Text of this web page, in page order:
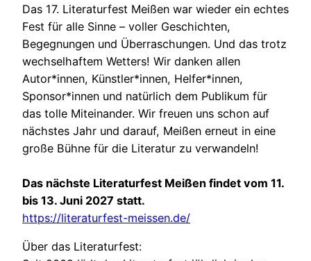
Das 17. Literaturfest Meißen war wieder ein echtes
Fest für alle Sinne – voller Geschichten,
Begegnungen und Überraschungen. Und das trotz
wechselhaftem Wetters! Wir danken allen
Autor*innen, Künstler*innen, Helfer*innen,
Sponsor*innen und natürlich dem Publikum für
das tolle Miteinander. Wir freuen uns schon auf
nächstes Jahr und darauf, Meißen erneut in eine
große Bühne für die Literatur zu verwandeln!
Das nächste Literaturfest Meißen findet vom 11.
bis 13. Juni 2027 statt.
https://literaturfest-meissen.de/
Über das Literaturfest: